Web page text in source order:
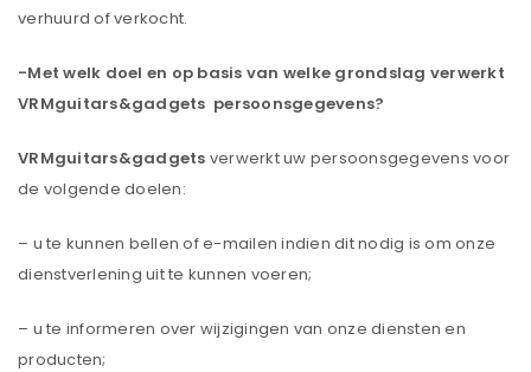
verhuurd of verkocht.
-Met welk doel en op basis van welke grondslag verwerkt
VRMguitars&gadgets persoonsgegevens?
VRMguitars&gadgets verwerkt uw persoonsgegevens voor
de volgende doelen:
– u te kunnen bellen of e-mailen indien dit nodig is om onze
dienstverlening uit te kunnen voeren;
– u te informeren over wijzigingen van onze diensten en
producten;